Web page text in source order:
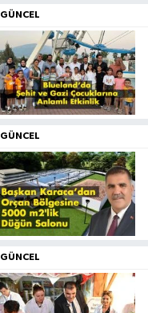
GÜNCEL
GÜNCEL
GÜNCEL